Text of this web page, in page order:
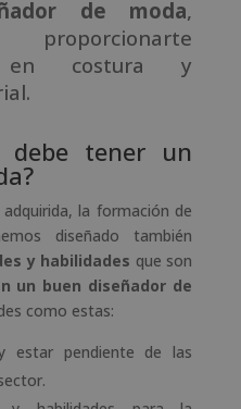
de moda,
en costura y
debe tener un
la formación de
diseñado también
y habilidades que son
un buen diseñador de
como estas:
estar pendiente de las